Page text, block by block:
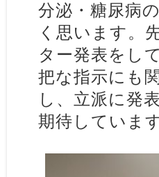
分泌・糖尿病
く思います。
ター発表をし
把な指示にも
し、立派に発
期待しています